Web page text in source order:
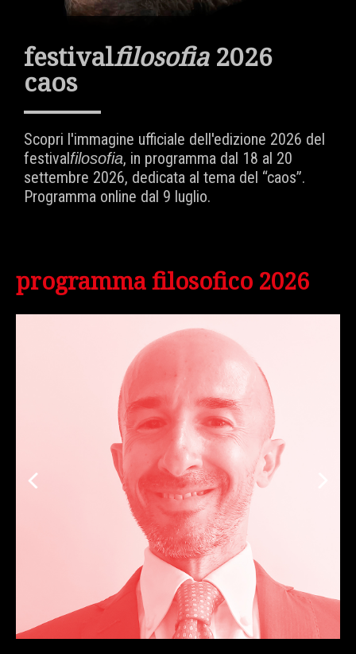
festivalfilosofia2026
caos
Scopri l'immagine ufficiale dell'edizione 2026 del
festivalfilosofia, in programma dal 18 al 20
settembre 2026, dedicata al tema del “caos”.
Programma online dal 9 luglio.
programma filosofico 2026
Previous